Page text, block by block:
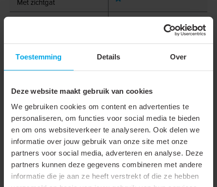
Toestemming Details Over
Deze website maakt gebruik van cookies
We gebruiken cookies om content en advertenties te
personaliseren, om functies voor social media te bieden
en om ons websiteverkeer te analyseren. Ook delen we
informatie over jouw gebruik van onze site met onze
partners voor social media, adverteren en analyse. Deze
partners kunnen deze gegevens combineren met andere
informatie die je aan ze heeft verstrekt of die ze hebben
Met zichtgat
Aantal bevestigingsgaten
1
Type geleider
Meerdradig
Invoer diameter (D1)
1.7 mm
Boutgat of Stift Diameter
(d2)
8.4 mm
Flens Buitenmaat (B of d3)
11.6 mm